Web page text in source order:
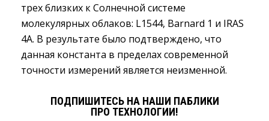
трех близких к Солнечной системе
молекулярных облаков: L1544, Barnard 1 и IRAS
4A. В результате было подтверждено, что
данная константа в пределах современной
точности измерений является неизменной.
ПОДПИШИТЕСЬ НА НАШИ ПАБЛИКИ
ПРО ТЕХНОЛОГИИ!